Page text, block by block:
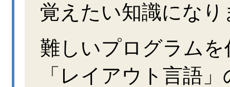
覚えたい知識になり
難しいプログラム
「レイアウト言語